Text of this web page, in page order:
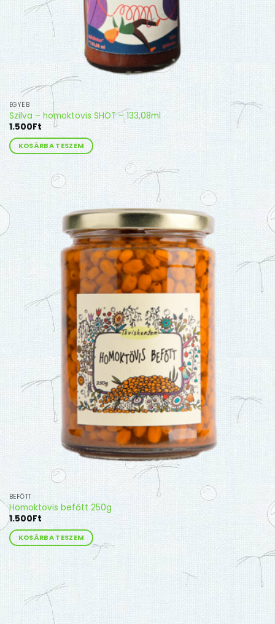
EGYÉB
Szilva – homoktövis SHOT – 133,08ml
1.500Ft
KOSÁRBA TESZEM
BEFŐTT
Homoktövis befőtt 250g
1.500Ft
KOSÁRBA TESZEM